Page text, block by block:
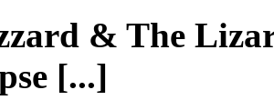
& The
[...]